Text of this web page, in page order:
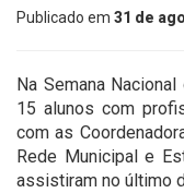
Publicado em 31 de
Na Semana
15 alunos com
com as
Rede Municipal e
assistiram no último